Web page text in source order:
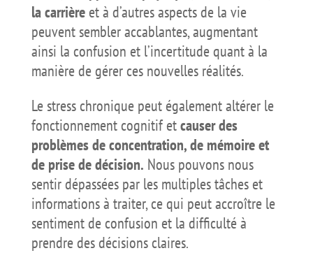
la carrièreet à d’autres aspects de la vie
peuvent sembler accablantes, augmentant
ainsi la confusion et l’incertitude quant à la
manière de gérer ces nouvelles réalités.
Le stress chronique peut également altérer le
fonctionnement cognitif etcauser des
problèmes de concentration, de mémoire et
de prise de décision. Nous pouvons nous
sentir dépassées par les multiples tâches et
informations à traiter, ce qui peut accroître le
sentiment de confusion et la difficulté à
prendre des décisions claires.